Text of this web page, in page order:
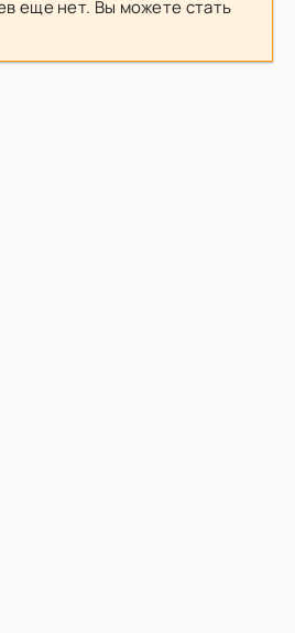
еще нет. Вы можете стать